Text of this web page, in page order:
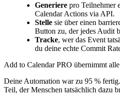
Generiere pro Teilnehmer
Calendar Actions via API.
Stelle sie über einen
Button zu, der jedes Audit
Tracke, wer das Event
du deine echte Commit
Add to Calendar PRO übernimmt
Deine Automation war zu 95 %
Teil, der Menschen tatsächlich dazu